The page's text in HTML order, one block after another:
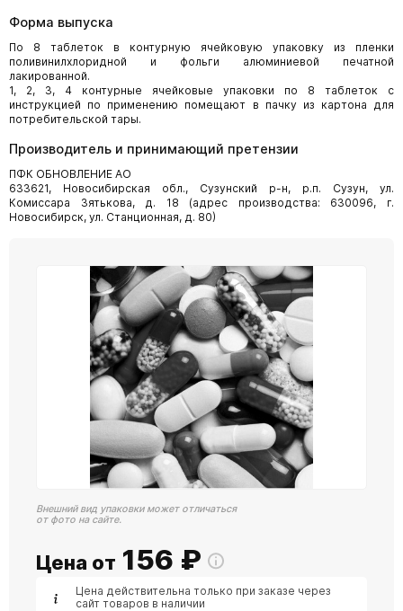
Форма выпуска
По 8 таблеток в контурную ячейковую упаковку из пленки
поливинилхлоридной и фольги алюминиевой печатной
лакированной.
1, 2, 3, 4 контурные ячейковые упаковки по 8 таблеток с
инструкцией по применению помещают в пачку из картона для
потребительской тары.
Производитель и принимающий претензии
ПФК ОБНОВЛЕНИЕ АО
633621, Новосибирская обл., Сузунский р-н, р.п. Сузун, ул.
Комиссара Зятькова, д. 18 (адрес производства: 630096, г.
Новосибирск, ул. Станционная, д. 80)
Внешний вид упаковки может отличаться
от фото на сайте.
Цена от 156 ₽
Цена действительна только при заказе через
сайт товаров в наличии